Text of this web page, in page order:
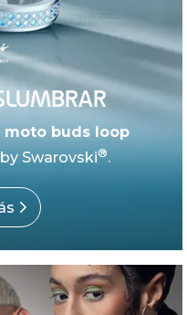
moto buds loop
Swarovski®.